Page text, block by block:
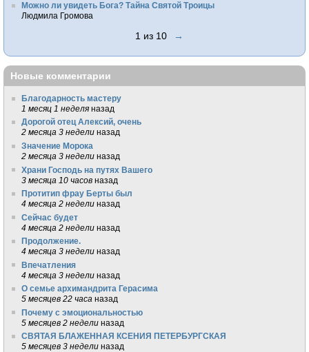
Можно ли увидеть Бога? Тайна Святой Троицы
Людмила Громова
1 из 10 →
Новые комментарии
Благодарность мастеру
1 месяц 1 неделя назад
Дорогой отец Алексий, очень
2 месяца 3 недели назад
Значение Морока
2 месяца 3 недели назад
Храни Господь на путях Вашего
3 месяца 10 часов назад
Протитип фрау Берты был
4 месяца 2 недели назад
Сейчас будет
4 месяца 2 недели назад
Продолжение.
4 месяца 3 недели назад
Впечатления
4 месяца 3 недели назад
О семье архимандрита Герасима
5 месяцев 22 часа назад
Почему с эмоциональностью
5 месяцев 2 недели назад
СВЯТАЯ БЛАЖЕННАЯ КСЕНИЯ ПЕТЕРБУРГСКАЯ
5 месяцев 3 недели назад